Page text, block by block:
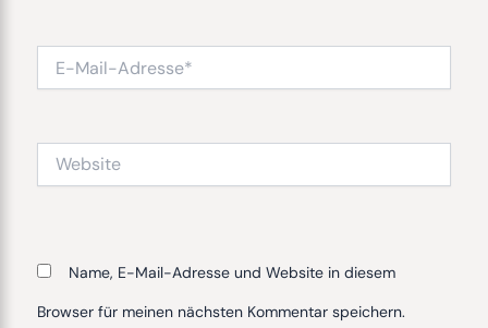
Mail-
Website
Name, E-Mail-Adresse und Website in diesem
Browser für meinen nächsten Kommentar speichern.